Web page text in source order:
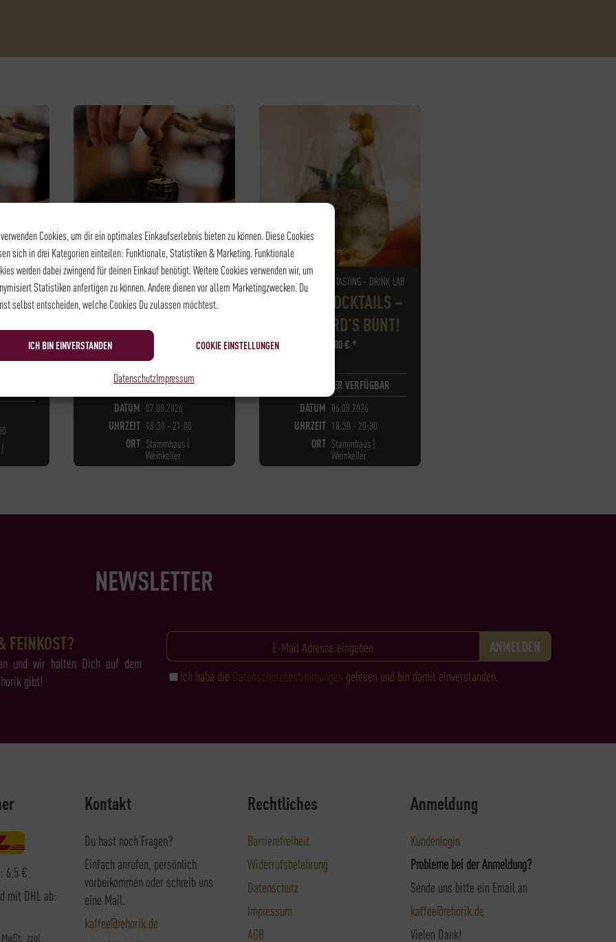
Cookies, um dir ein optimales Einkaufserlebnis bieten zu können. Diese Cookies
sich in drei Kategorien einteilen: Funktionale, Statistiken & Marketing. Funktionale
werden dabei zwingend für deinen Einkauf benötigt. Weitere Cookies verwenden wir, um
Statistiken anfertigen zu können. Andere dienen vor allem Marketingzwecken. Du
selbst entscheiden, welche Cookies Du zulassen möchtest.
ICH BIN EINVERSTANDEN COOKIE EINSTELLUNGEN
DatenschutzImpressum
S
|
WEINSEMINAR - WEIN
EASY CHEESE – KÄSE &
WEIN
NICHT LÄNGER VERFÜGBAR
DATUM 07.08.2026
UHRZEIT 18:30 - 21:00
ORT Stammhaus |
Weinkeller
SPIRITS - POP UP TASTING - DRINK LAB
WEIN & COCKTAILS –
HEUT WIRD’S BUNT!
45,00€ *
NICHT LÄNGER VERFÜGBAR
DATUM 06.08.2026
UHRZEIT 18:30 - 20:30
ORT Stammhaus |
Weinkeller
NEWSLETTER
FEINKOST?
und wir halten Dich auf dem
gibt!
Ich habe die Datenschutzbestimmungen gelesen und bin damit einverstanden.
6,5 €
mit DHL ab:
zzgl.
Kontakt
Du hast noch Fragen?
Einfach anrufen, persönlich
vorbeikommen oder schreib uns
eine Mail.
kaffee@rehorik.de
Rechtliches
Barrierefreiheit
Widerrufsbelehrung
Datenschutz
Impressum
AGB
Anmeldung
Kundenlogin
Probleme bei der Anmeldung?
Sende uns bitte ein Email an
kaffee@rehorik.de
Vielen Dank!